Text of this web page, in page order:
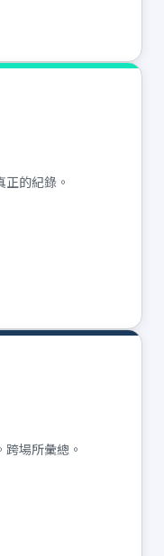
的紀錄。
場所彙總。